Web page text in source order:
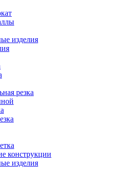
изделия
резка
конструкции
изделия